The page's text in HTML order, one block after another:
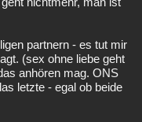
partnern - es tut mir
(sex ohne liebe geht
anhören mag. ONS
letzte - egal ob beide